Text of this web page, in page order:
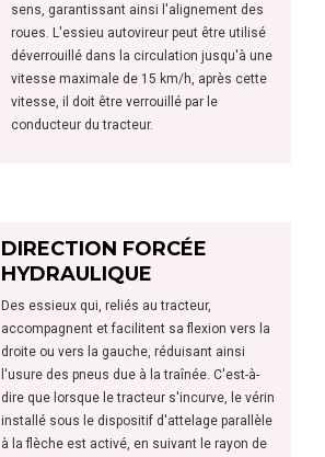
sens, garantissant ainsi l'alignement des
roues. L'essieu autovireur peut être utilisé
déverrouillé dans la circulation jusqu'à une
vitesse maximale de 15 km/h, après cette
vitesse, il doit être verrouillé par le
conducteur du tracteur.
DIRECTION FORCÉE
HYDRAULIQUE
Des essieux qui, reliés au tracteur,
accompagnent et facilitent sa flexion vers la
droite ou vers la gauche, réduisant ainsi
l'usure des pneus due à la traînée. C'est-à-
dire que lorsque le tracteur s'incurve, le vérin
installé sous le dispositif d'attelage parallèle
à la flèche est activé, en suivant le rayon de